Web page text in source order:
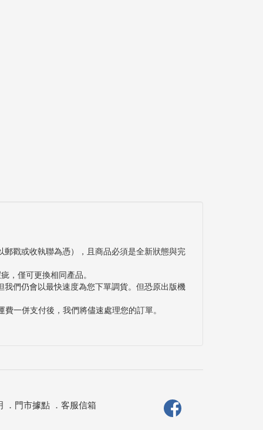
戳或收執聯為憑），且商品必須是全新狀態與完
，僅可更換相同產品。
們仍會以最快速度為您下單調貨。但恐原出版機
一併支付後，我們將儘速處理您的訂單。
． 門市據點． 客服信箱